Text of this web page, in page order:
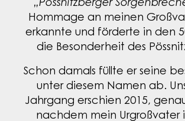
„Pössnitzberger
Hommage an meinen
erkannte und förderte in den
die Besonderheit des
Schon damals füllte er seine
unter diesem Namen ab.
Jahrgang erschien 2015,
nachdem mein Urgroßvater